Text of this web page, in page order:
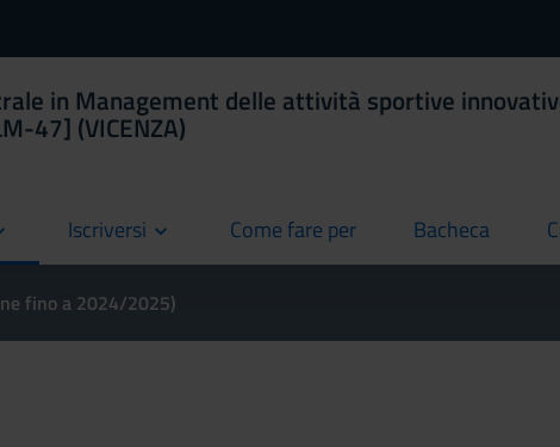
in Management delle attività sportive
47] (VICENZA)
Iscriversi Come fare per
current Bacheca
current
fino a 2024/2025)